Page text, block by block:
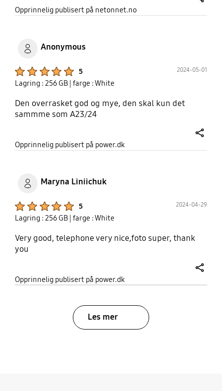
Opprinnelig publisert på netonnet.no
Anonymous
5 2024-05-01
Lagring : 256 GB | farge : White
Den overrasket god og mye, den skal kun det
sammme som A23/24
Opprinnelig publisert på power.dk
Maryna Liniichuk
5 2024-04-29
Lagring : 256 GB | farge : White
Very good, telephone very nice,foto super, thank
you
Opprinnelig publisert på power.dk
Les mer